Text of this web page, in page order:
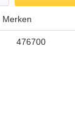
Merken
476700